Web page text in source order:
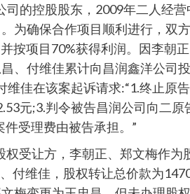
的控股股东，2009年二人经
为确保合作项目顺利进行，双
按项目70%获得利润。因李朝
、付维佳累计向昌润鑫洋公司
佳在该案起诉请求:“1.终止原
元;3.判令被告昌润公司向二
受理费由被告承担。”
受让方，李朝正、郑文梅作为
付维佳，股权转让总价款为